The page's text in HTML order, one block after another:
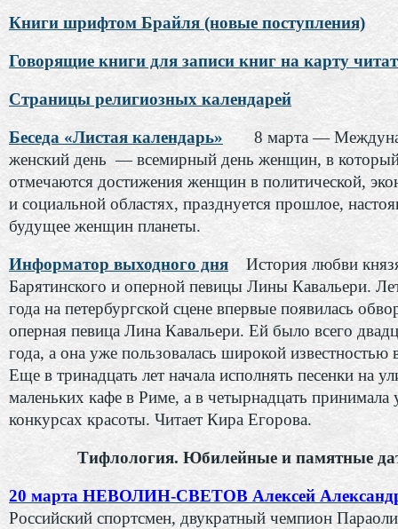
Книги шрифтом Брайля (новые поступления)
Говорящие книги для записи книг на карту
Страницы религиозных календарей
Беседа «Листая календарь»
8 марта —
женский день — всемирный день женщин, в
отмечаются достижения женщин в политической,
и социальной областях, празднуется прошлое,
будущее женщин планеты.
Информатор выходного дня
История любви
Барятинского и оперной певицы Лины Кавальери.
года на петербургской сцене впервые появилась
оперная певица Лина Кавальери. Ей было всего
года, а она уже пользовалась широкой известностью
Еще в тринадцать лет начала исполнять песенки на
маленьких кафе в Риме, а в четырнадцать принимала
конкурсах красоты. Читает Кира Егорова.
Тифлология. Юбилейные и памятные
20 марта НЕВОЛИН-СВЕТОВ Алексей
Российский спортсмен, двукратный чемпион